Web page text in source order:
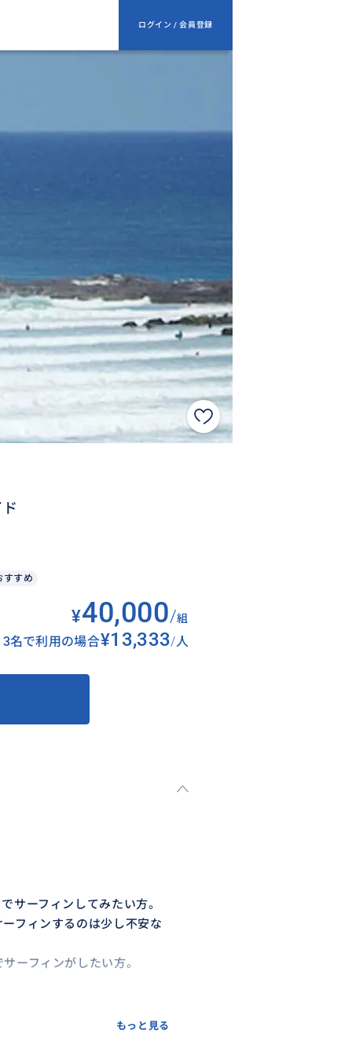
ログイン / 会員登録
すすめ
¥40,000/組
3名で利用の場合 ¥13,333/人
サーフィンしてみたい方。
フィンするのは少し不安な
ーフィンがしたい方。
辺のサーフポイントの中から
もっと見る